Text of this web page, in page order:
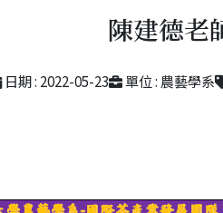
陳建德老
日期 : 2022-05-23 單位 : 農藝學系